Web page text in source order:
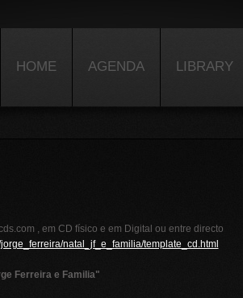
HOME AGENDA LIBRARY
, em CD físico e em Digital ou entre directo
natal_jf_e_familia/template_cd.html
Ferreira e Familia"